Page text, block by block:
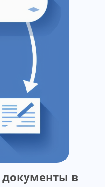
документы в